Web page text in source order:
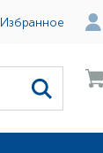
Избранное